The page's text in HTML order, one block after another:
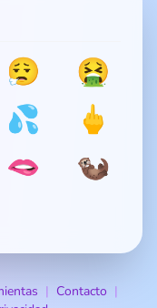
😮‍💨
🤮
💦
🖕
🫦
🦦
Contacto